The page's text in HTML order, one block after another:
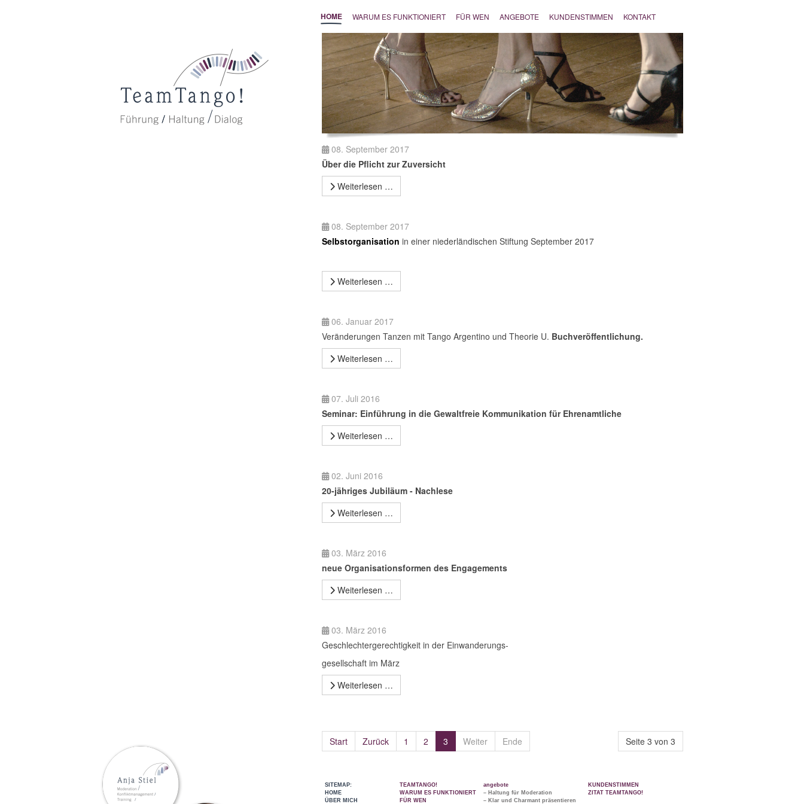
HOME WARUM ES FUNKTIONIERT FÜR WEN ANGEBOTE KUNDENSTIMMEN KONTAKT
08. September 2017
Über die Pflicht zur Zuversicht
Weiterlesen …
08. September 2017
Selbstorganisation in einer niederländischen Stiftung September 2017
Weiterlesen …
06. Januar 2017
Veränderungen Tanzen mit Tango Argentino und Theorie U. Buchveröffentlichung.
Weiterlesen …
07. Juli 2016
Seminar: Einführung in die Gewaltfreie Kommunikation für Ehrenamtliche
Weiterlesen …
02. Juni 2016
20-jähriges Jubiläum - Nachlese
Weiterlesen …
03. März 2016
neue Organisationsformen des Engagements
Weiterlesen …
03. März 2016
Geschlechtergerechtigkeit in der Einwanderungs-
gesellschaft im März
Weiterlesen …
Seite 3 von 3
Start Zurück 1 2 3 Weiter Ende
SITEMAP:
HOME
ÜBER MICH
TEAMTANGO!
WARUM ES FUNKTIONIERT
FÜR WEN
angebote
– Haltung für Moderation
– Klar und Charmant präsentieren
KUNDENSTIMMEN
ZITAT TEAMTANGO!